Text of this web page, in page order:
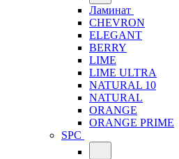
Ламинат
CHEVRON
ELEGANT
BERRY
LIME
LIME ULTRA
NATURAL 10
NATURAL
ORANGE
ORANGE PRIME
SPC